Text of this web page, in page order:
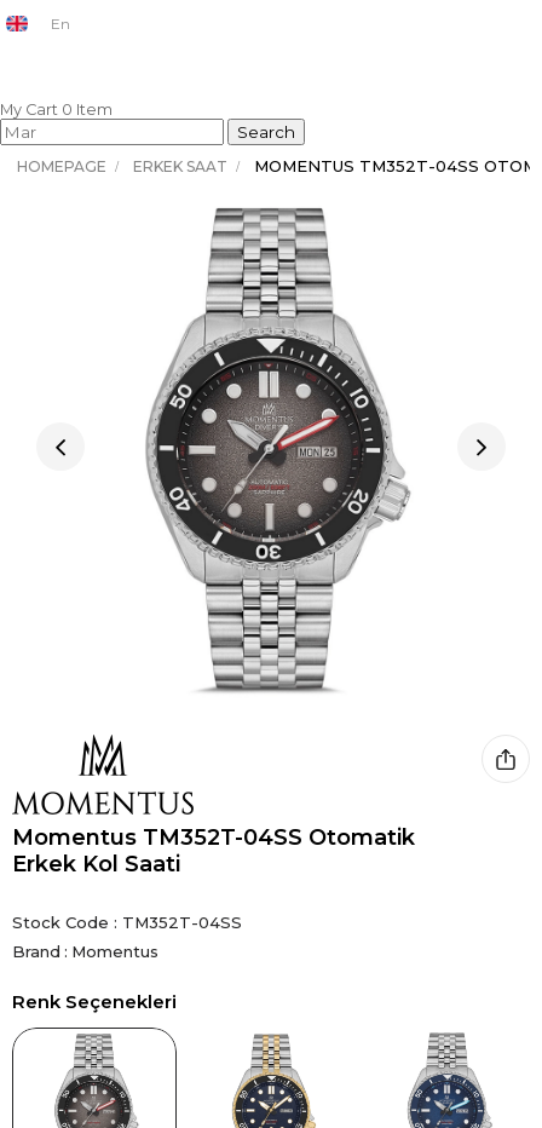
En
My Cart 0 Item
HOMEPAGE ERKEK SAAT
Momentus TM352T-04SS Otomatik
Erkek Kol Saati
Stock Code
TM352T-04SS
Brand : Momentus
Renk Seçenekleri